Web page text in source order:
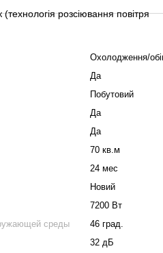
розсіювання повітря
Охолодження/
Да
Побутовий
Да
Да
70 кв.м
24 мес
Новий
7200 Вт
среды
46 град.
32 дБ